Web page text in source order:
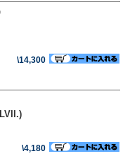
\14,300
\4,180